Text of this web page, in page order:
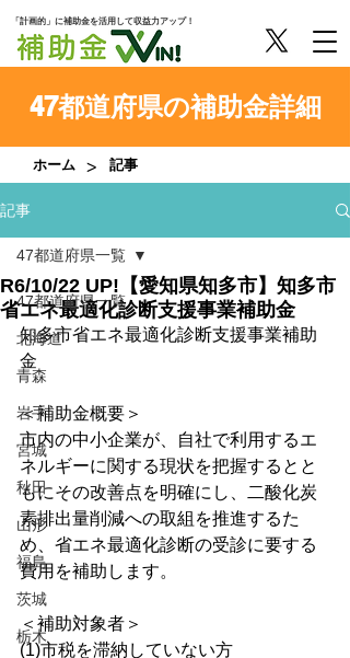
「計画的」に補助金を活用して収益力アップ！
47都道府県の補助金詳細
ホーム > 記事
記事
47都道府県一覧
北海道
青森
岩手
宮城
秋田
山形
福島
茨城
栃木
47都道府県一覧
R6/10/22 UP!【愛知県知多市】知多市
省エネ最適化診断支援事業補助金
知多市省エネ最適化診断支援事業補助
金
＜補助金概要＞
市内の中小企業が、自社で利用するエ
ネルギーに関する現状を把握するとと
もにその改善点を明確にし、二酸化炭
素排出量削減への取組を推進するた
め、省エネ最適化診断の受診に要する
費用を補助します。
＜補助対象者＞
(1)市税を滞納していない方